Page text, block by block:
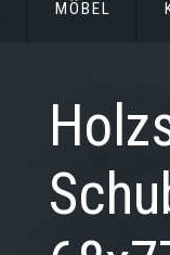
MÖBEL